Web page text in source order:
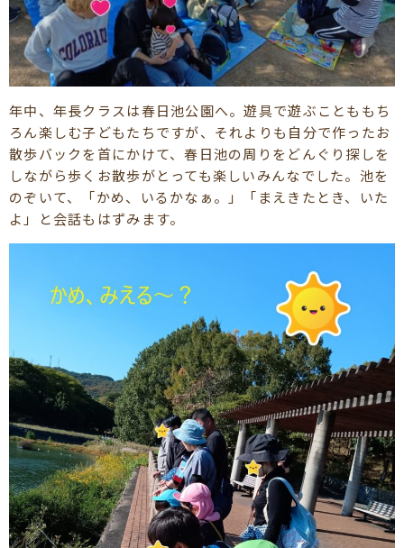
年中、年長クラスは春日池公園へ。遊具で遊ぶことももち
ろん楽しむ子どもたちですが、それよりも自分で作ったお
散歩バックを首にかけて、春日池の周りをどんぐり探しを
しながら歩くお散歩がとっても楽しいみんなでした。池を
のぞいて、「かめ、いるかなぁ。」「まえきたとき、いた
よ」と会話もはずみます。